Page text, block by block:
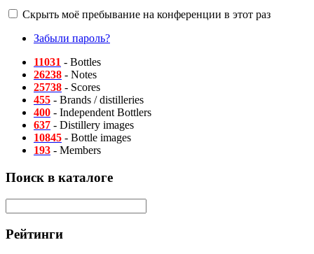
Скрыть моё пребывание на конференции в этот раз
Забыли пароль?
11031 - Bottles
26238 - Notes
25738 - Scores
455 - Brands / distilleries
400 - Independent Bottlers
637 - Distillery images
10845 - Bottle images
193 - Members
Поиск в каталоге
Рейтинги